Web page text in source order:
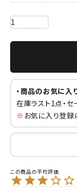
・商品のお気に入
在庫ラスト1点・
※ お気に入り登録